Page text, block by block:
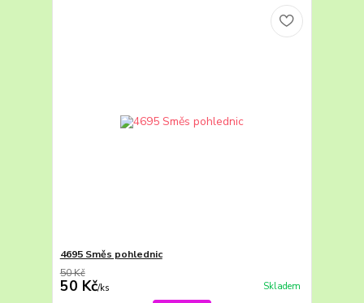
4695 Směs pohlednic
50 Kč
50 Kč/ks Skladem